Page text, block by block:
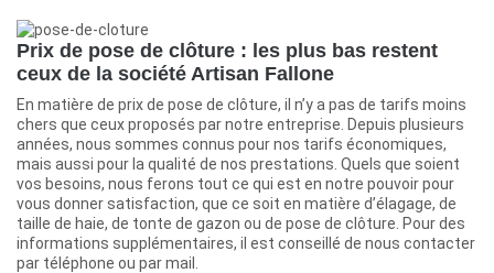
Prix de pose de clôture : les plus bas restent
ceux de la société Artisan Fallone
En matière de prix de pose de clôture, il n’y a pas de tarifs moins
chers que ceux proposés par notre entreprise. Depuis plusieurs
années, nous sommes connus pour nos tarifs économiques,
mais aussi pour la qualité de nos prestations. Quels que soient
vos besoins, nous ferons tout ce qui est en notre pouvoir pour
vous donner satisfaction, que ce soit en matière d’élagage, de
taille de haie, de tonte de gazon ou de pose de clôture. Pour des
informations supplémentaires, il est conseillé de nous contacter
par téléphone ou par mail.